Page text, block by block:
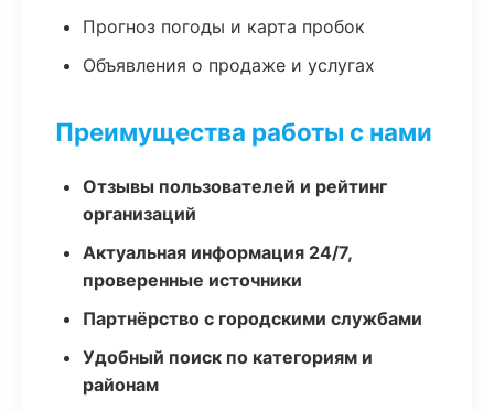
Прогноз погоды и карта пробок
Объявления о продаже и услугах
Преимущества работы с нами
Отзывы пользователей и рейтинг
организаций
Актуальная информация 24/7,
проверенные источники
Партнёрство с городскими службами
Удобный поиск по категориям и
районам